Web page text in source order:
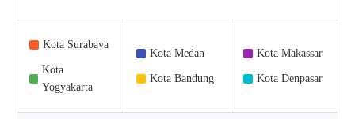
Kota Surabaya
Kota
Yogyakarta
Kota Medan
Kota Bandung
Kota Makassar
Kota Denpasar